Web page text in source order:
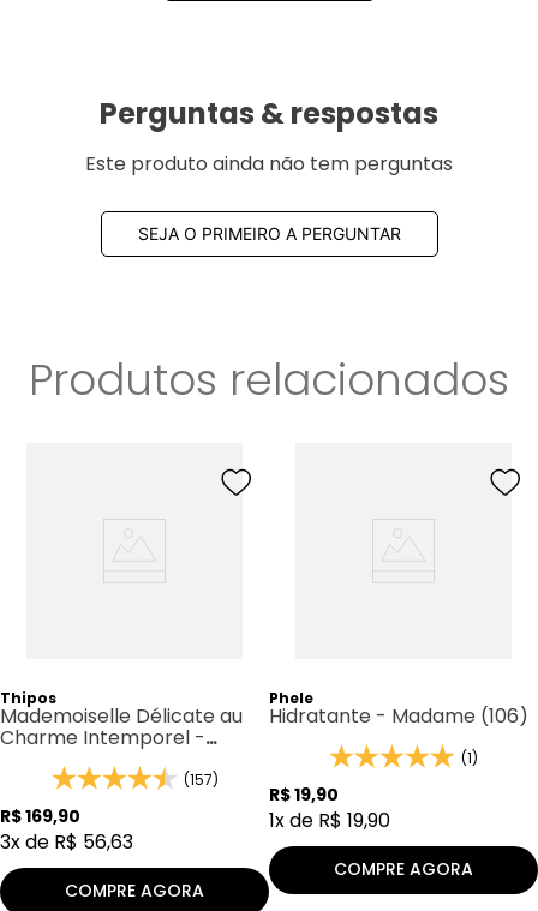
Perguntas & respostas
Este produto ainda não tem perguntas
SEJA O PRIMEIRO A PERGUNTAR
Produtos relacionados
Thipos
Mademoiselle Délicate au
Charme Intemporel -
Thipos 106
(157)
R$169,90
3x de R$ 56,63
COMPRE AGORA
Phele
Hidratante - Madame (106)
(1)
R$19,90
1x de R$ 19,90
COMPRE AGORA